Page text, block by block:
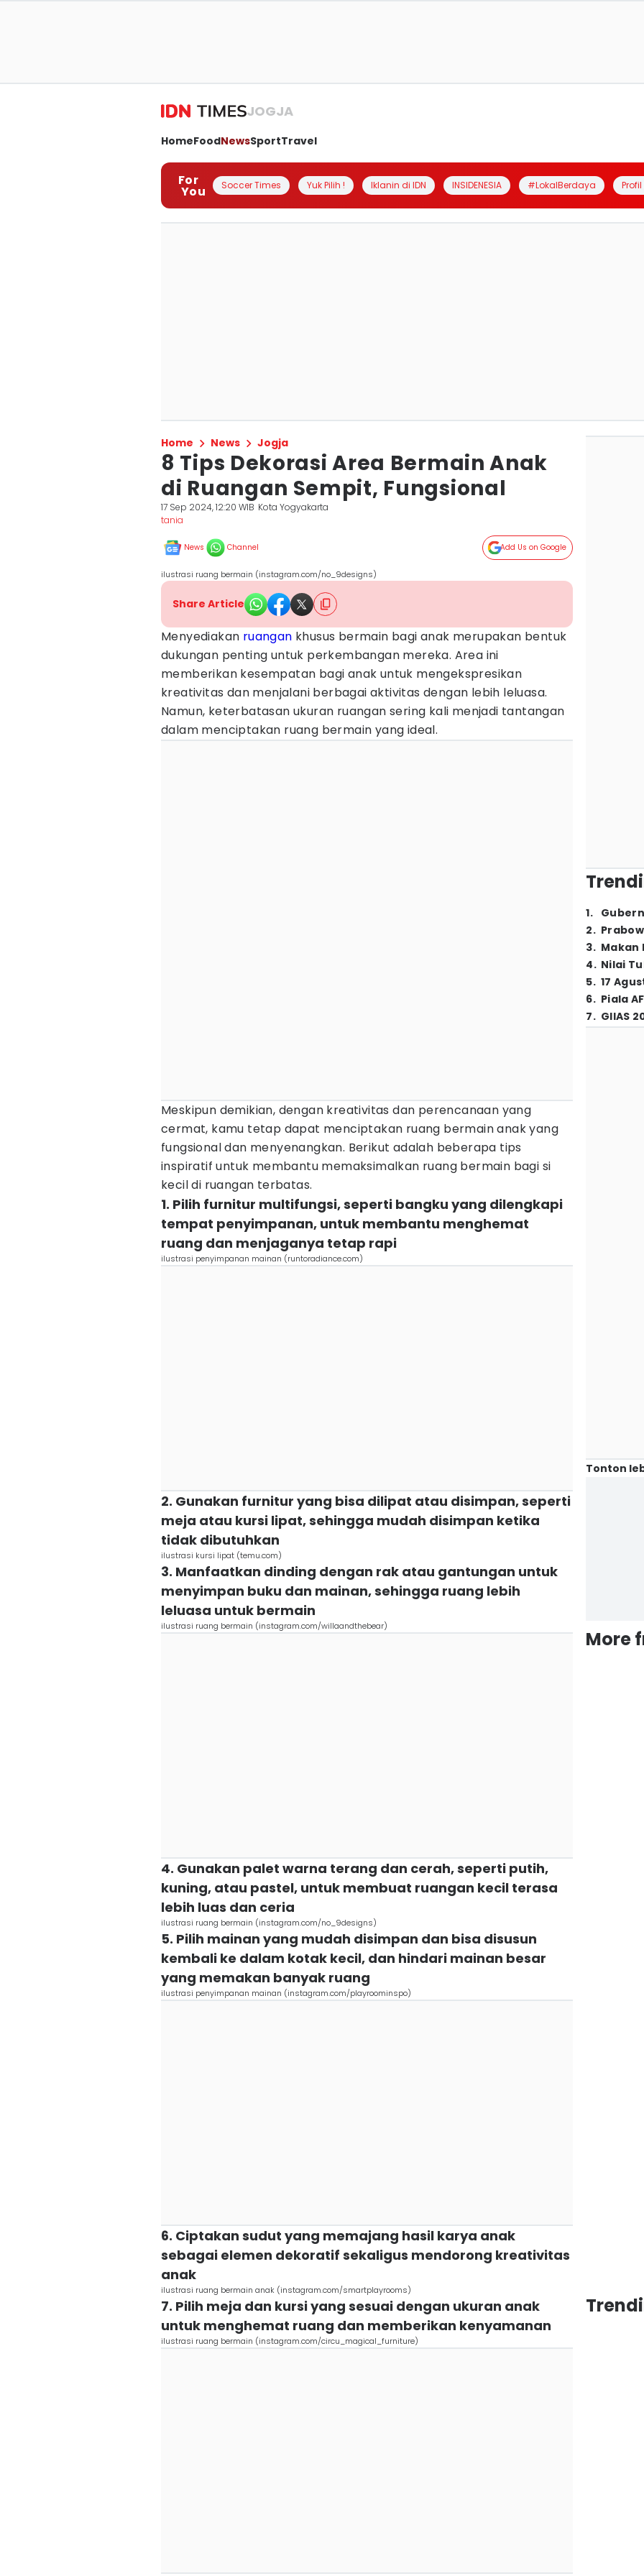
JOGJA
HomeFoodNewsSportTravel
For
You Soccer Times Yuk Pilih ! Iklanin di IDN INSIDENESIA #LokalBerdaya
Home News Jogja
8 Tips Dekorasi Area Bermain Anak
di Ruangan Sempit, Fungsional
17 Sep 2024, 12:20 WIB Kota Yogyakarta
tania
News Channel Add Us on Google
ilustrasi ruang bermain (instagram.com/no_9designs)
Share Article
Menyediakan ruangan khusus bermain bagi anak merupakan bentuk
dukungan penting untuk perkembangan mereka. Area ini
memberikan kesempatan bagi anak untuk mengekspresikan
kreativitas dan menjalani berbagai aktivitas dengan lebih leluasa.
Namun, keterbatasan ukuran ruangan sering kali menjadi tantangan
dalam menciptakan ruang bermain yang ideal.
Meskipun demikian, dengan kreativitas dan perencanaan yang
cermat, kamu tetap dapat menciptakan ruang bermain anak yang
fungsional dan menyenangkan. Berikut adalah beberapa tips
inspiratif untuk membantu memaksimalkan ruang bermain bagi si
kecil di ruangan terbatas.
1. Pilih furnitur multifungsi, seperti bangku yang dilengkapi
tempat penyimpanan, untuk membantu menghemat
ruang dan menjaganya tetap rapi
ilustrasi penyimpanan mainan (runtoradiance.com)
2. Gunakan furnitur yang bisa dilipat atau disimpan, seperti
meja atau kursi lipat, sehingga mudah disimpan ketika
tidak dibutuhkan
ilustrasi kursi lipat (temu.com)
3. Manfaatkan dinding dengan rak atau gantungan untuk
menyimpan buku dan mainan, sehingga ruang lebih
leluasa untuk bermain
ilustrasi ruang bermain (instagram.com/willaandthebear)
4. Gunakan palet warna terang dan cerah, seperti putih,
kuning, atau pastel, untuk membuat ruangan kecil terasa
lebih luas dan ceria
ilustrasi ruang bermain (instagram.com/no_9designs)
5. Pilih mainan yang mudah disimpan dan bisa disusun
kembali ke dalam kotak kecil, dan hindari mainan besar
yang memakan banyak ruang
ilustrasi penyimpanan mainan (instagram.com/playroominspo)
6. Ciptakan sudut yang memajang hasil karya anak
sebagai elemen dekoratif sekaligus mendorong kreativitas
anak
ilustrasi ruang bermain anak (instagram.com/smartplayrooms)
7. Pilih meja dan kursi yang sesuai dengan ukuran anak
untuk menghemat ruang dan memberikan kenyamanan
ilustrasi ruang bermain (instagram.com/circu_magical_furniture)
1.
2.
3. Makan
4. Nilai
5. 17
6. Piala
7. GIIAS
Tonton
More